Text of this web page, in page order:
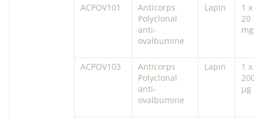
ACPOV101
Anticorps
Polyclonal
anti-
ovalbumine
Lapin
1 x
20
mg
ACPOV103
Anticorps
Polyclonal
anti-
ovalbumine
Lapin
1 x
200
µg